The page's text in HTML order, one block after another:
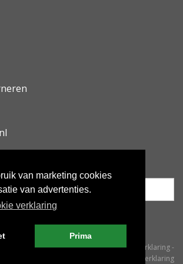
van marketing cookies
van advertenties.
verklaring
Prima
Algemene voorwaarden-Cookieverklaring-
Privacyverklaring